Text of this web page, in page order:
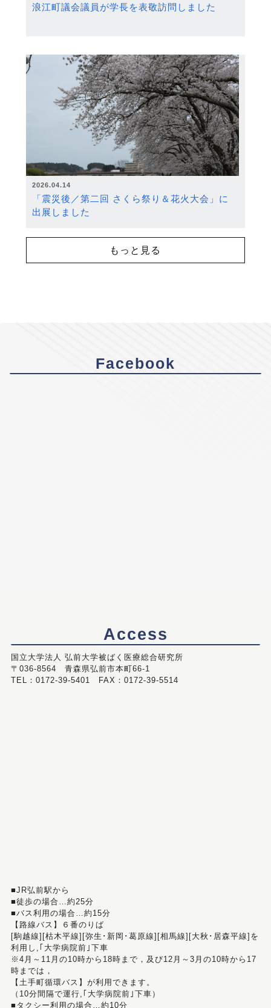
浪江町議会議員が学長を表敬訪問しました
2026.04.14
「震災後／第二回 さくら祭り＆花火大会」に
出展しました
もっと見る
Facebook
Access
国立大学法人 弘前大学被ばく医療総合研究所
〒036-8564 青森県弘前市本町66-1
TEL：0172-39-5401 FAX：0172-39-5514
■JR弘前駅から
■徒歩の場合…約25分
■バス利用の場合…約15分
【路線バス】６番のりば
[駒越線][枯木平線][弥生･新岡･葛原線][相馬線][大秋･居森平線]を
利用し,｢大学病院前｣下車
※4月～11月の10時から18時まで，及び12月～3月の10時から17
時までは，
【土手町循環バス】が利用できます。
（10分間隔で運行,｢大学病院前｣下車）
■タクシー利用の場合…約10分